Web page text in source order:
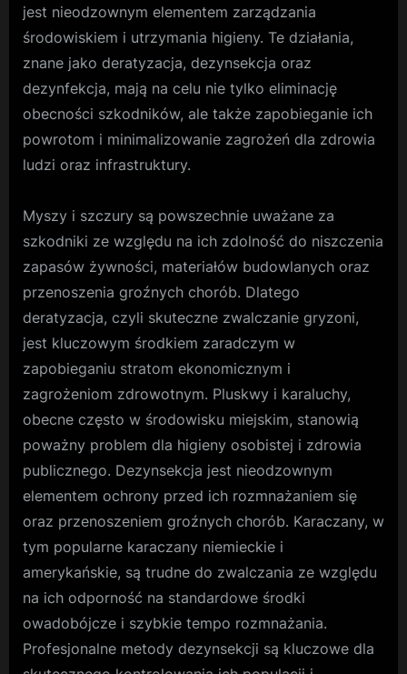
jest nieodzownym elementem zarządzania
środowiskiem i utrzymania higieny. Te działania,
znane jako deratyzacja, dezynsekcja oraz
dezynfekcja, mają na celu nie tylko eliminację
obecności szkodników, ale także zapobieganie ich
powrotom i minimalizowanie zagrożeń dla zdrowia
ludzi oraz infrastruktury.
Myszy i szczury są powszechnie uważane za
szkodniki ze względu na ich zdolność do niszczenia
zapasów żywności, materiałów budowlanych oraz
przenoszenia groźnych chorób. Dlatego
deratyzacja, czyli skuteczne zwalczanie gryzoni,
jest kluczowym środkiem zaradczym w
zapobieganiu stratom ekonomicznym i
zagrożeniom zdrowotnym. Pluskwy i karaluchy,
obecne często w środowisku miejskim, stanowią
poważny problem dla higieny osobistej i zdrowia
publicznego. Dezynsekcja jest nieodzownym
elementem ochrony przed ich rozmnażaniem się
oraz przenoszeniem groźnych chorób. Karaczany, w
tym popularne karaczany niemieckie i
amerykańskie, są trudne do zwalczania ze względu
na ich odporność na standardowe środki
owadobójcze i szybkie tempo rozmnażania.
Profesjonalne metody dezynsekcji są kluczowe dla